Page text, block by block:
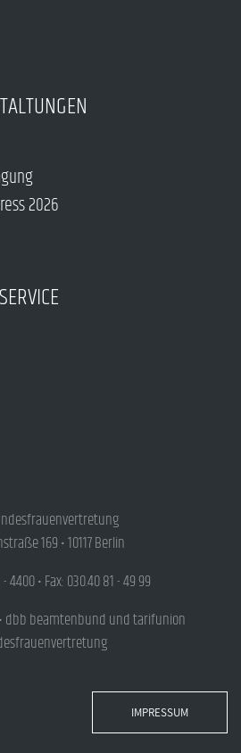
2026
169 • 10117 Berlin
4400 • Fax: 030.40 81 - 49 99
dbb beamtenbund und tarifunion
IMPRESSUM